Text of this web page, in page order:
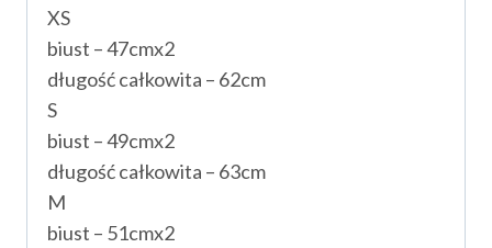
XS
biust – 47cmx2
długość całkowita – 62cm
S
biust – 49cmx2
długość całkowita – 63cm
M
biust – 51cmx2